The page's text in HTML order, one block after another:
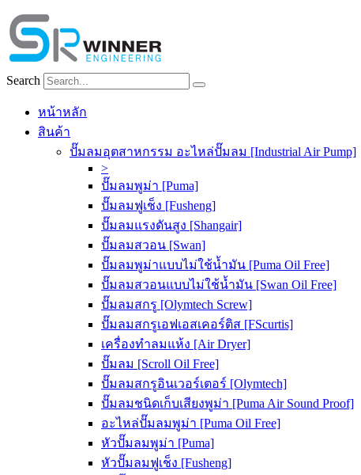
Skip
to
content
Search
หน้าหลัก
สินค้า
ปั๊มลมอุตสาหกรรม อะไหล่ปั๊มลม [Industrial Air Pump]
>
ปั๊มลมพูม่า [Puma]
ปั๊มลมฟูเช็ง [Fusheng]
ปั๊มลมแรงดันสูง [Shangair]
ปั๊มลมสวอน [Swan]
ปั๊มลมพูม่าแบบไม่ใช้น้ำมัน [Puma Oil Free]
ปั๊มลมสวอนแบบไม่ใช้น้ำมัน [Swan Oil Free]
ปั๊มลมสกรู [Olymtech Screw]
ปั๊มลมสกรูเอฟเอสเคอร์ติส [FScurtis]
เครื่องทำลมแห้ง [Air Dryer]
ปั๊มลม [Scroll Oil Free]
ปั๊มลมสกรูอินเวอร์เตอร์ [Olymtech]
ปั๊มลมชนิดเก็บเสียงพูม่า [Puma Air Sound Proof]
อะไหล่ปั๊มลมพูม่า [Puma Oil Free]
หัวปั๊มลมพูม่า [Puma]
หัวปั๊มลมฟูเช็ง [Fusheng]